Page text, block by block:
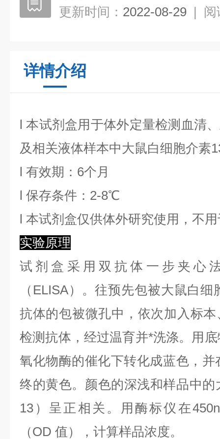
更新时间： 2022-08-29 | 阅
详情介绍
l本试剂盒用于体外定量检测血清
及相关液体样本中大鼠白细胞介素
l 有效期：6个月
l 保存条件： 2-8℃
l 本试剂盒仅供体外研究使用，不
实验原理
试剂盒采用双抗体一步夹心
（ELISA）。往预先包被大鼠白
抗体的包被微孔中，依次加入标
检测抗体，经过温育并*洗涤。用
氧化物酶的催化下转化成蓝色，
终的黄色。颜色的深浅和样品中
13）呈正相关。用酶标仪在
（OD 值），计算样品浓度。